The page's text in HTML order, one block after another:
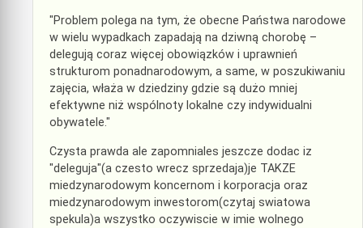
"Problem polega na tym, że obecne Państwa narodowe
w wielu wypadkach zapadają na dziwną chorobę –
delegują coraz więcej obowiązków i uprawnień
strukturom ponadnarodowym, a same, w poszukiwaniu
zajęcia, właża w dziedziny gdzie są dużo mniej
efektywne niż wspólnoty lokalne czy indywidualni
obywatele."
Czysta prawda ale zapomniales jeszcze dodac iz
"deleguja"(a czesto wrecz sprzedaja)je TAKZE
miedzynarodowym koncernom i korporacja oraz
miedzynarodowym inwestorom(czytaj swiatowa
spekula)a wszystko oczywiscie w imie wolnego